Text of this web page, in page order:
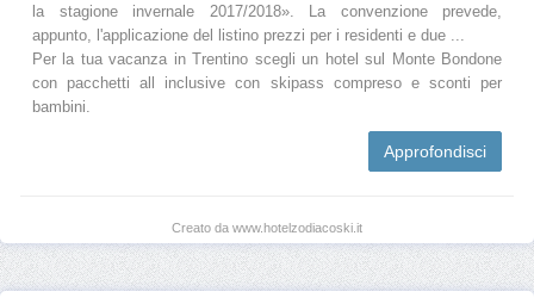
la stagione invernale 2017/2018». La convenzione prevede,
appunto, l'applicazione del listino prezzi per i residenti e due ...
Per la tua vacanza in Trentino scegli un hotel sul Monte Bondone
con pacchetti all inclusive con skipass compreso e sconti per
bambini.
Approfondisci
Creato da www.hotelzodiacoski.it